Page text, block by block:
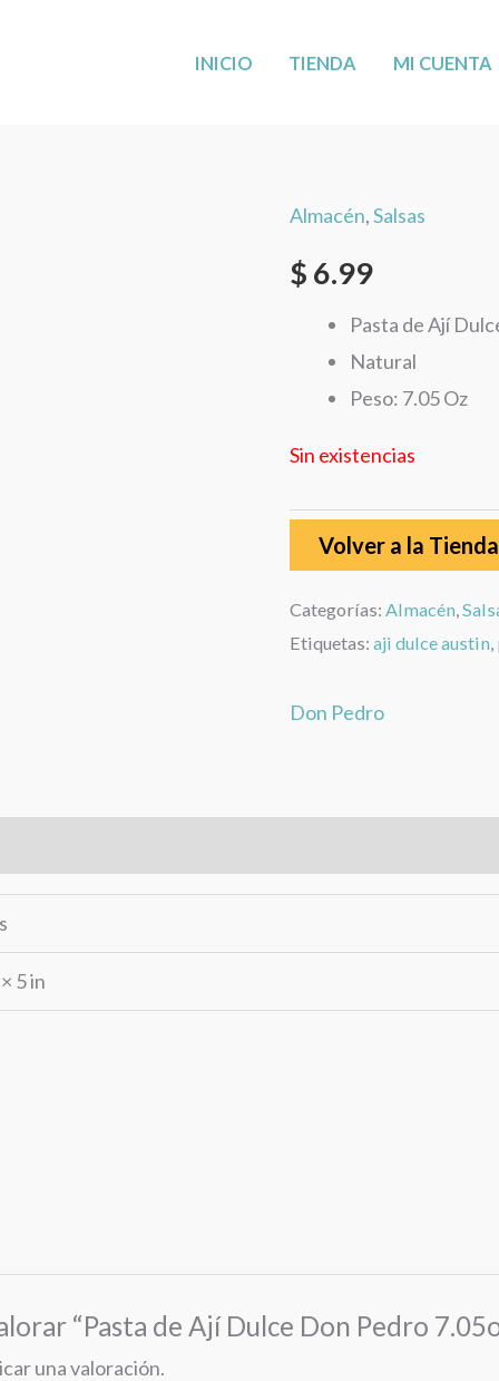
INICIO TIENDA MI CUENTA
Almacén,Salsas
$ 6.99
Pasta de Ají
Natural
Peso: 7.05 Oz
Sin existencias
Volver a la Tienda
Categorías: Almacén,
Etiquetas: aji dulce austin,
Don Pedro
5 in
“Pasta de Ají Dulce Don Pedro
una valoración.